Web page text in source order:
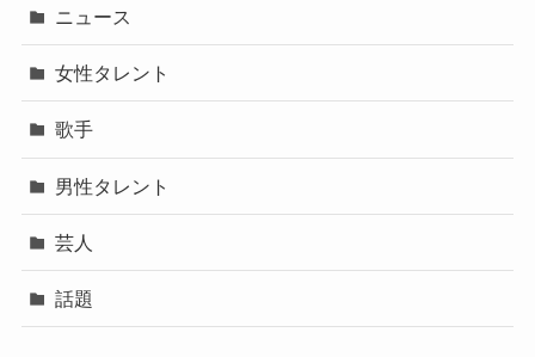
ニュース
女性タレント
歌手
男性タレント
芸人
話題